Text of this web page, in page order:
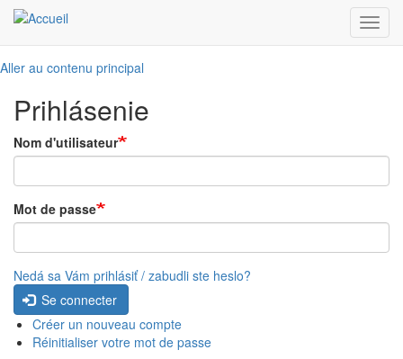
Aller au contenu principal
Prihlásenie
Nom d'utilisateur
Mot de passe
Nedá sa Vám prihlásiť / zabudli ste heslo?
Se connecter
Créer un nouveau compte
Réinitialiser votre mot de passe